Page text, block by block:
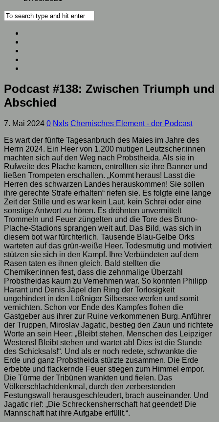
Podcast #138: Zwischen Triumph und
Abschied
7. Mai 2024 0 Nxls Chemisches Element - der Podcast
Es wart der fünfte Tagesanbruch des Maies im Jahre des
Herrn 2024. Ein Heer von 1.200 mutigen Leutzscher:innen
machten sich auf den Weg nach Probstheida. Als sie in
Rufweite des Plache kamen, entrollten sie ihre Banner und
ließen Trompeten erschallen. „Kommt heraus! Lasst die
Herren des schwarzen Landes herauskommen! Sie sollen
ihre gerechte Strafe erhalten“ riefen sie. Es folgte eine lange
Zeit der Stille und es war kein Laut, kein Schrei oder eine
sonstige Antwort zu hören. Es dröhnten unvermittelt
Trommeln und Feuer züngelten und die Tore des Bruno-
Plache-Stadions sprangen weit auf. Das Bild, was sich in
diesem bot war fürchterlich. Tausende Blau-Gelbe Orks
warteten auf das grün-weiße Heer. Todesmutig und motiviert
stützen sie sich in den Kampf. Ihre Verbündeten auf dem
Rasen taten es ihnen gleich. Bald stellten die
Chemiker:innen fest, dass die zehnmalige Überzahl
Probstheidas kaum zu Vernehmen war. So konnten Philipp
Harant und Denis Jäpel den Ring der Torlosigkeit
ungehindert in den Lößniger Silbersee werfen und somit
vernichten. Schon vor Ende des Kampfes flohen die
Gastgeber aus ihrer zur Ruine verkommenen Burg. Anführer
der Truppen, Miroslav Jagatic, bestieg den Zaun und richtete
Worte an sein Heer: „Bleibt stehen, Menschen des Leipziger
Westens! Bleibt stehen und wartet ab! Dies ist die Stunde
des Schicksals!“. Und als er noch redete, schwankte die
Erde und ganz Probstheida stürzte zusammen. Die Erde
erbebte und flackernde Feuer stiegen zum Himmel empor.
Die Türme der Tribünen wankten und fielen. Das
Völkerschlachtdenkmal, durch den zerberstenden
Festungswall herausgeschleudert, brach auseinander. Und
Jagatic rief: „Die Schreckensherrschaft hat geendet! Die
Mannschaft hat ihre Aufgabe erfüllt.“.